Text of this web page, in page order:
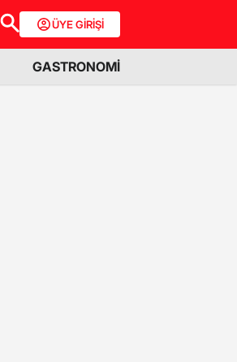
ÜYE GİRİŞİ
GASTRONOMİ